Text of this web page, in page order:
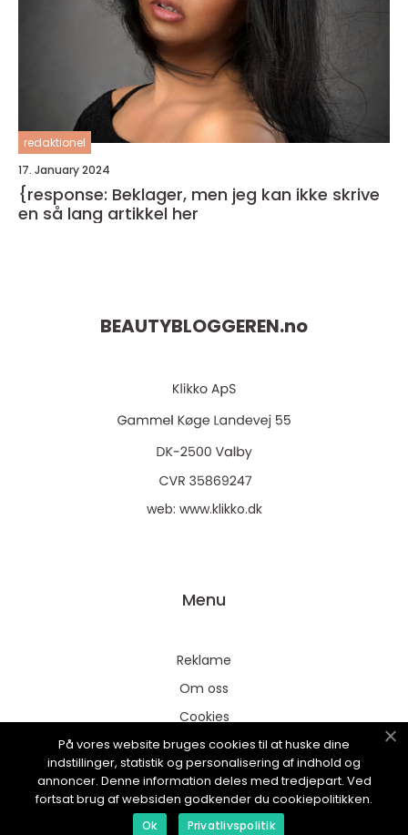
redaktionel
17. January 2024
{response: Beklager, men jeg kan ikke skrive
en så lang artikkel her
BEAUTYBLOGGEREN.no
web: www.klikko.dk
Menu
Reklame
Om oss
Cookies
Kontakt Oss
Sitemap
På vores website bruges cookies til at huske dine
indstillinger, statistik og personalisering af indhold og
annoncer. Denne information deles med tredjepart. Ved
fortsat brug af websiden godkender du cookiepolitikken.
Ok Privatlivspolitik